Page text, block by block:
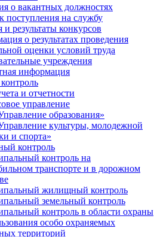
о вакантных должностях
поступления на службу
и результаты конкурсов
о результатах проведения
оценки условий труда
учреждения
информация
и отчетности
управление
образования»
культуры, молодежной
и спорта»
контроль
контроль на
транспорте и в дорожном
жилищный контроль
земельный контроль
контроль в области охраны
особо охраняемых
территорий